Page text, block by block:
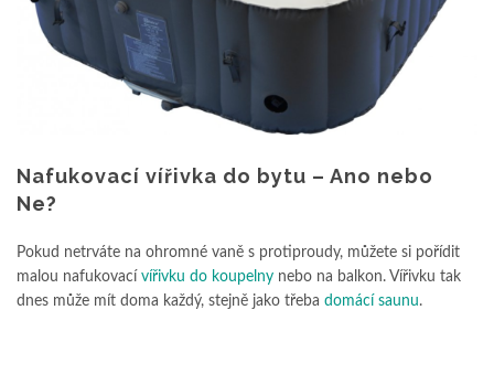
Nafukovací vířivka do bytu – Ano nebo
Ne?
Pokud netrváte na ohromné vaně s protiproudy, můžete si pořídit
malou nafukovací vířivku do koupelny nebo na balkon. Vířivku tak
dnes může mít doma každý, stejně jako třeba domácí saunu.